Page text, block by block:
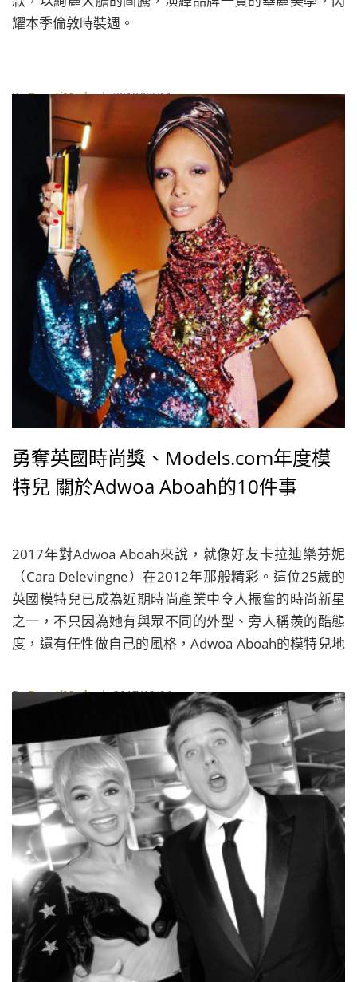
耀本季倫敦時裝週。
ByBeautiMode| 2018/03/11
勇奪英國時尚獎、Models.com年度模
特兒 關於Adwoa Aboah的10件事
2017年對Adwoa Aboah來說，就像好友卡拉迪樂芬妮
（Cara Delevingne）在2012年那般精彩。這位25歲的
英國模特兒已成為近期時尚產業中令人振奮的時尚新星
之一，不只因為她有與眾不同的外型、旁人稱羨的酷態
度，還有任性做自己的風格，Adwoa Aboah的模特兒地
國版總編輯Edward Enninful走馬上任後的第一個封面人
物，並在英國時尚獎（The Fashion Awards）和
Models.com贏得2017年年度模特兒的殊榮。假如你還
不認識這號人物，不如就花點時間了解一下這位時尚新
星的故事吧！
ByBeautiMode| 2017/12/26